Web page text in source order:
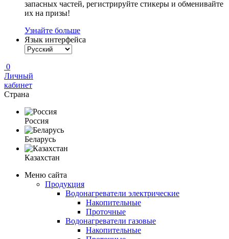
запасных частей, регистрируйте стикеры и обменивайте
их на призы!
Узнайте больше
Язык интерфейса
0
Личный
кабинет
Страна
Россия
Беларусь
Казахстан
Меню сайта
Продукция
Водонагреватели электрические
Накопительные
Проточные
Водонагреватели газовые
Накопительные